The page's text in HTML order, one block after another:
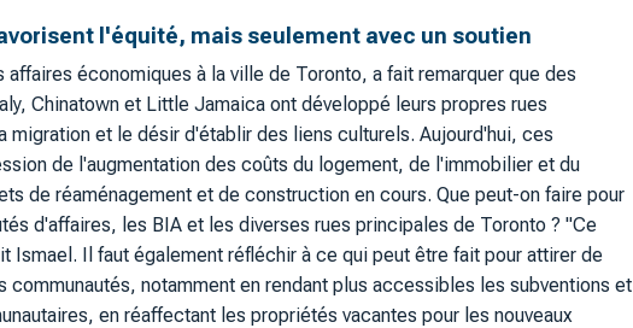
l'équité, mais seulement avec un soutien
économiques à la ville de Toronto, a fait remarquer que des
Chinatown et Little Jamaica ont développé leurs propres rues
migration et le désir d'établir des liens culturels. Aujourd'hui, ces
de l'augmentation des coûts du logement, de l'immobilier et du
de réaménagement et de construction en cours. Que peut-on faire pour
d'affaires, les BIA et les diverses rues principales de Toronto ? "Ce
Ismael. Il faut également réfléchir à ce qui peut être fait pour attirer de
communautés, notamment en rendant plus accessibles les subventions et
en réaffectant les propriétés vacantes pour les nouveaux